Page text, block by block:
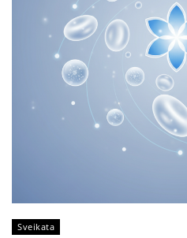
Sveikata